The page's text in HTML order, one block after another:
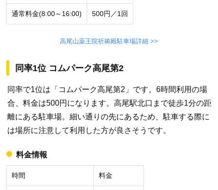
通常料金(8:00～16:00) 500円／1回
高尾山薬王院祈祷殿駐車場詳細 >>
同率1位 コムパーク高尾第2
同率で1位は「コムパーク高尾第2」です。6時間利用の場
合、料金は500円になります。高尾駅北口まで徒歩1分の距
離にある駐車場。細い通りの先にあるため、駐車する際に
は場所に注意して利用した方が良さそうです。
料金情報
時間 料金